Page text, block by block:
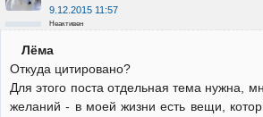
9.12.2015 11:57
Неактивен
Лёма
Откуда цитировано?
Для этого поста отдельная тема нужна,
желаний - в моей жизни есть вещи,